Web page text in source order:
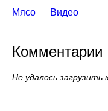
Мясо
Видео
Комментарии
Не удалось